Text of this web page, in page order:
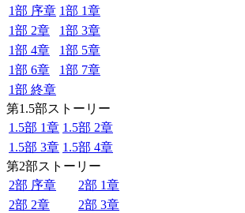
1部 序章 1部 1章
1部 2章
1部 3章
1部 4章
1部 5章
1部 6章
1部 7章
1部 終章
第1.5部ストーリー
1.5部 1章 1.5部 2章
1.5部 3章 1.5部 4章
第2部ストーリー
2部 序章
2部 1章
2部 2章
2部 3章